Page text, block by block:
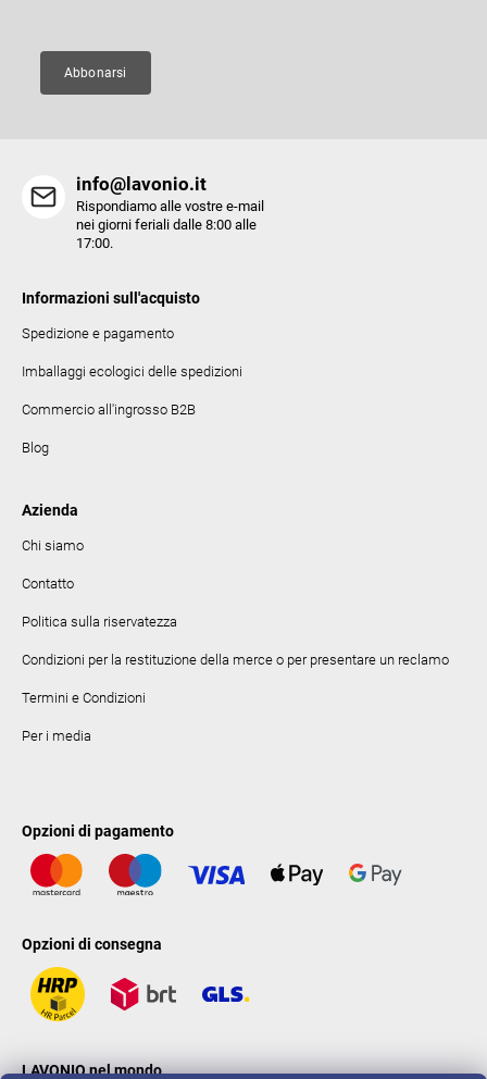
Abbonarsi
info@lavonio.it
Rispondiamo alle vostre e-mail
nei giorni feriali dalle 8:00 alle
17:00.
Informazioni sull'acquisto
Spedizione e pagamento
Imballaggi ecologici delle spedizioni
Commercio all'ingrosso B2B
Blog
Azienda
Chi siamo
Contatto
Politica sulla riservatezza
Condizioni per la restituzione della merce o per presentare un reclamo
Termini e Condizioni
Per i media
Opzioni di pagamento
Opzioni di consegna
LAVONIO nel mondo